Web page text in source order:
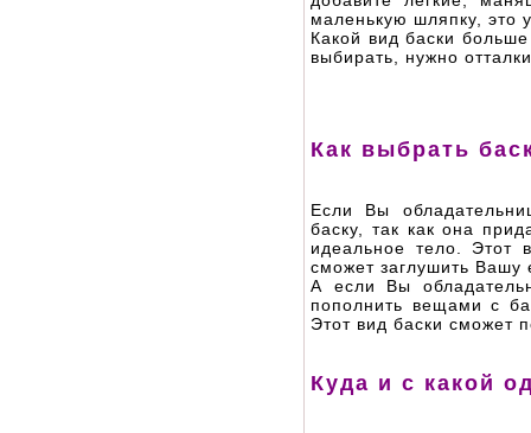
маленькую шляпку, это
Какой вид баски
выбирать, нужно
Как выбрать
Если Вы
баску, так как она
идеальное тело. Этот
сможет заглушить Вашу
А если Вы
пополнить вещами с
Этот вид баски сможет
Куда и с какой